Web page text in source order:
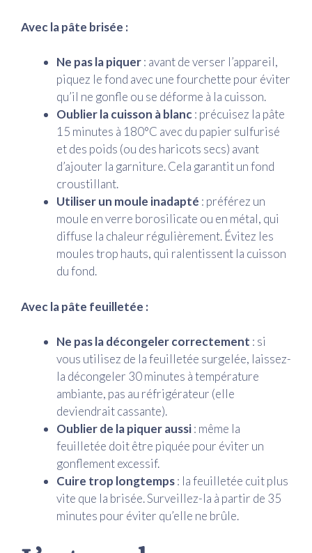
Avec la pâte brisée :
Ne pas la piquer: avant de verser l’appareil,
piquez le fond avec une fourchette pour éviter
qu’il ne gonfle ou se déforme à la cuisson.
Oublier la cuisson à blanc: précuisez la pâte
15 minutes à 180°C avec du papier sulfurisé
et des poids (ou des haricots secs) avant
d’ajouter la garniture. Cela garantit un fond
croustillant.
Utiliser un moule inadapté : préférez un
moule en verre borosilicate ou en métal, qui
diffuse la chaleur régulièrement. Évitez les
moules trop hauts, qui ralentissent la cuisson
du fond.
Avec la pâte feuilletée :
Ne pas la décongeler correctement : si
vous utilisez de la feuilletée surgelée, laissez-
la décongeler 30 minutes à température
ambiante, pas au réfrigérateur (elle
deviendrait cassante).
Oublier de la piquer aussi: même la
feuilletée doit être piquée pour éviter un
gonflement excessif.
Cuire trop longtemps: la feuilletée cuit plus
vite que la brisée. Surveillez-la à partir de 35
minutes pour éviter qu’elle ne brûle.